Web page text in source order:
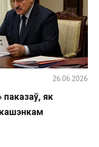
як
26.06.2026